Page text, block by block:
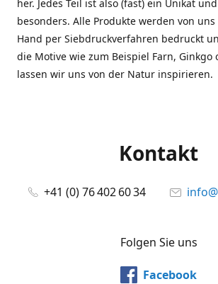
her. Jedes Teil ist also (fast) ein Unikat
besonders. Alle Produkte werden von
Hand per Siebdruckverfahren bedruckt
die Motive wie zum Beispiel Farn, Ginkgo
lassen wir uns von der Natur inspirieren.
Kontakt
+41 (0) 76 402 60 34
Folgen Sie uns
Facebook